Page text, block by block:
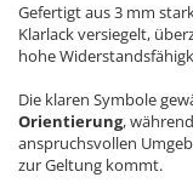
Gefertigt aus 3 mm
Klarlack versiegelt,
hohe
Die klaren Symbole
Orientierung,
anspruchsvollen
zur Geltung kommt.